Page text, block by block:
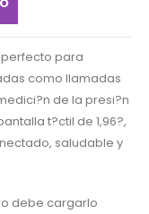
para
como llamadas
de la presi?n
t?ctil de 1,96?,
saludable y
debe cargarlo